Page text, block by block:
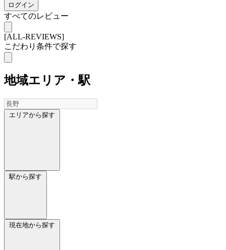
ログイン
すべてのレビュー
[ALL-REVIEWS]
こだわり条件で探す
地域エリア・駅
エリアから探す
駅から探す
現在地から探す